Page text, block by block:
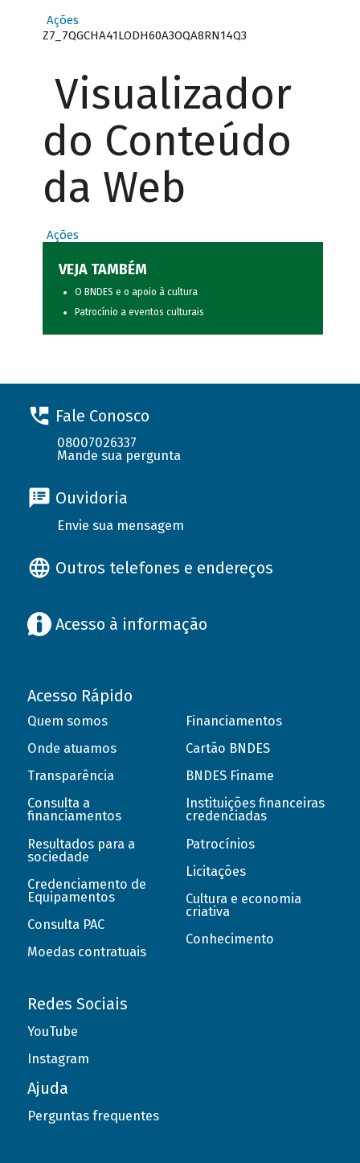
Ações
Z7_7QGCHA41LODH60A3OQA8RN14Q3
Visualizador
do Conteúdo
da Web
Ações
VEJA TAMBÉM
O BNDES e o apoio à cultura
Patrocínio a eventos culturais
Fale Conosco
08007026337
Mande sua pergunta
Ouvidoria
Envie sua mensagem
Outros telefones e endereços
Acesso à informação
Acesso Rápido
Quem somos
Onde atuamos
Transparência
Consulta a
financiamentos
Resultados para a
sociedade
Credenciamento de
Equipamentos
Consulta PAC
Moedas contratuais
Financiamentos
Cartão BNDES
BNDES Finame
Instituições financeiras
credenciadas
Patrocínios
Licitações
Cultura e economia
criativa
Conhecimento
Redes Sociais
YouTube
Instagram
Ajuda
Perguntas frequentes